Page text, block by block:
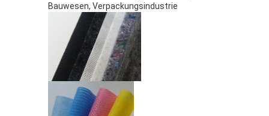
Bauwesen, Verpackungsindustrie